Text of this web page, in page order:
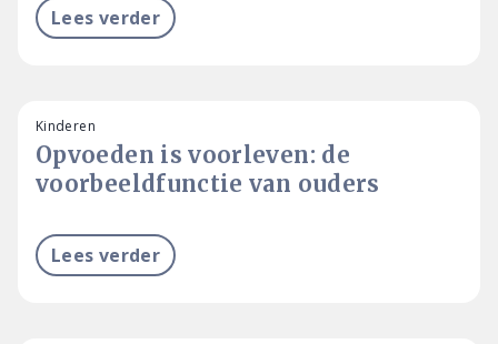
Lees verder
Opvoeden is voorleven: de
voorbeeldfunctie van ouders
Kinderen
Lees verder